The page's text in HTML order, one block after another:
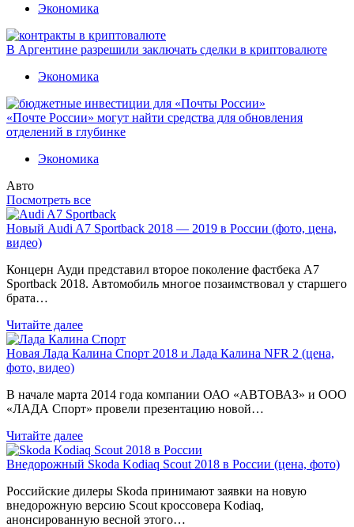
Экономика
В Аргентине разрешили заключать сделки в криптовалюте
Экономика
«Почте России» могут найти средства для обновления
отделений в глубинке
Экономика
Авто
Посмотреть все
Новый Audi A7 Sportback 2018 — 2019 в России (фото, цена,
видео)
Концерн Ауди представил второе поколение фастбека A7
Sportback 2018. Автомобиль многое позаимствовал у старшего
брата…
Читайте далее
Новая Лада Калина Спорт 2018 и Лада Калина NFR 2 (цена,
фото, видео)
В начале марта 2014 года компании ОАО «АВТОВАЗ» и ООО
«ЛАДА Спорт» провели презентацию новой…
Читайте далее
Внедорожный Skoda Kodiaq Scout 2018 в России (цена, фото)
Российские дилеры Skoda принимают заявки на новую
внедорожную версию Scout кроссовера Kodiaq,
анонсированную весной этого…